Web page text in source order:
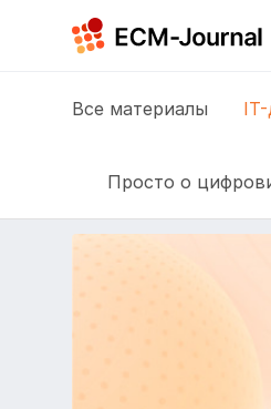
Все материалы
Просто о